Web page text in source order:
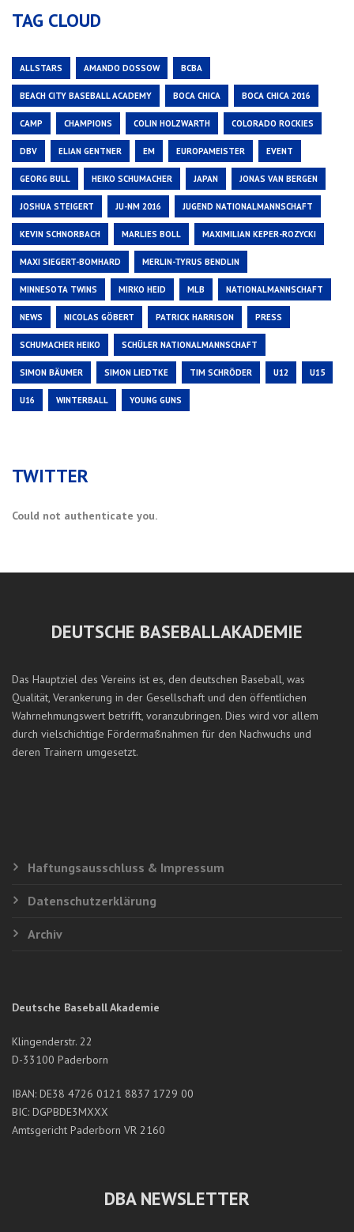
TAG CLOUD
ALLSTARS AMANDO DOSSOW BCBA
BEACH CITY BASEBALL ACADEMY BOCA CHICA BOCA CHICA 2016
CAMP CHAMPIONS COLIN HOLZWARTH COLORADO ROCKIES
DBV ELIAN GENTNER EM EUROPAMEISTER EVENT
GEORG BULL HEIKO SCHUMACHER JAPAN JONAS VAN BERGEN
JOSHUA STEIGERT JU-NM 2016 JUGEND NATIONALMANNSCHAFT
KEVIN SCHNORBACH MARLIES BOLL MAXIMILIAN KEPER-ROZYCKI
MAXI SIEGERT-BOMHARD MERLIN-TYRUS BENDLIN
MINNESOTA TWINS MIRKO HEID MLB NATIONALMANNSCHAFT
NEWS NICOLAS GÖBERT PATRICK HARRISON PRESS
SCHUMACHER HEIKO SCHÜLER NATIONALMANNSCHAFT
SIMON BÄUMER SIMON LIEDTKE TIM SCHRÖDER U12 U15
U16 WINTERBALL YOUNG GUNS
TWITTER
Could not authenticate you.
DEUTSCHE BASEBALLAKADEMIE
Das Hauptziel des Vereins ist es, den deutschen Baseball, was
Qualität, Verankerung in der Gesellschaft und den öffentlichen
Wahrnehmungswert betrifft, voranzubringen. Dies wird vor allem
durch vielschichtige Fördermaßnahmen für den Nachwuchs und
deren Trainern umgesetzt.
Haftungsausschluss & Impressum
Datenschutzerklärung
Archiv
Deutsche Baseball Akademie
Klingenderstr. 22
D-33100 Paderborn
IBAN: DE38 4726 0121 8837 1729 00
BIC: DGPBDE3MXXX
Amtsgericht Paderborn VR 2160
DBA NEWSLETTER